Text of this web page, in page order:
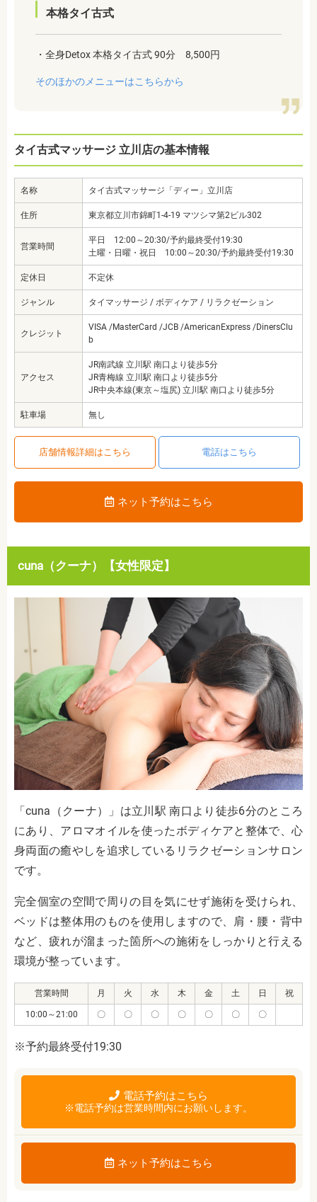
本格タイ古式
・全身Detox 本格タイ古式 90分 8,500円
そのほかのメニューはこちらから
タイ古式マッサージ 立川店の基本情報
名称 タイ古式マッサージ「ディー」立川店
住所 東京都立川市錦町1-4-19 マツシマ第2ビル302
営業時間
平日 12:00～20:30/予約最終受付19:30
土曜・日曜・祝日 10:00～20:30/予約最終受付19:30
定休日 不定休
ジャンル タイマッサージ / ボディケア / リラクゼーション
クレジット
VISA /MasterCard /JCB /AmericanExpress /DinersClu
b
アクセス
JR南武線 立川駅 南口より徒歩5分
JR青梅線 立川駅 南口より徒歩5分
JR中央本線(東京～塩尻) 立川駅 南口より徒歩5分
駐車場 無し
店舗情報詳細はこちら 電話はこちら
ネット予約はこちら
cuna（クーナ）【女性限定】
「cuna（クーナ）」は立川駅 南口より徒歩6分のところ
にあり、 アロマオイルを使ったボディケアと整体で、心
身両面の癒やしを追求しているリラクゼーションサロン
です。
完全個室の空間で周りの目を気にせず施術を受けられ、
ベッドは整体用のものを使用しますので、肩・腰・背中
など、疲れが溜まった箇所への施術をしっかりと行える
環境が整っています。
営業時間 月 火 水 木 金 土 日 祝
10:00～21:00 〇 〇 〇 〇 〇 〇 〇
※予約最終受付19:30
電話予約はこちら
※電話予約は営業時間内にお願いします。
ネット予約はこちら